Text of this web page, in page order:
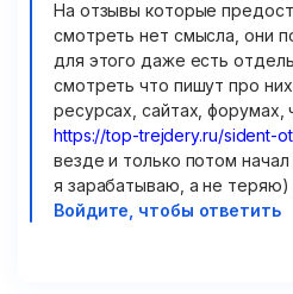
На отзывы которые
смотреть нет смысла, они
для этого даже есть
смотреть что пишут про
ресурсах, сайтах, форумах,
https://top-trejdery.ru/sident-
везде и только потом
я зарабатываю, а не теряю)
Войдите, чтобы ответить